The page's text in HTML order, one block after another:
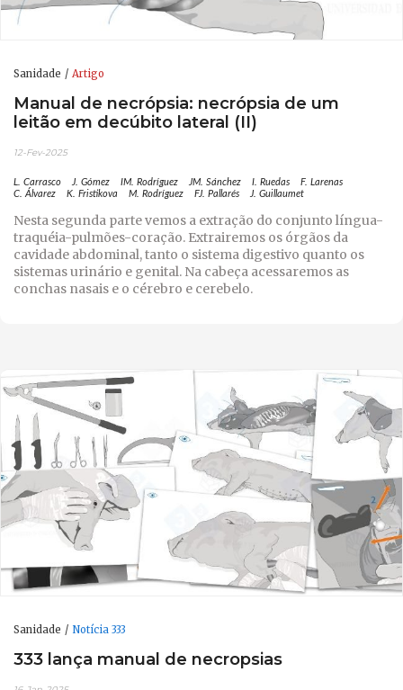
Sanidade Artigo
Manual de necrópsia: necrópsia de um
leitão em decúbito lateral (II)
12-Fev-2025
L. Carrasco J. Gómez IM. Rodríguez JM. Sánchez I. Ruedas
F. Larenas
C. Álvarez
K. Fristikova M. Rodríguez FJ. Pallarés J. Guillaumet
Nesta segunda parte vemos a extração do conjunto língua-
traquéia-pulmões-coração. Extrairemos os órgãos da
cavidade abdominal, tanto o sistema digestivo quanto os
sistemas urinário e genital. Na cabeça acessaremos as
conchas nasais e o cérebro e cerebelo.
Sanidade Notícia 333
333 lança manual de necropsias